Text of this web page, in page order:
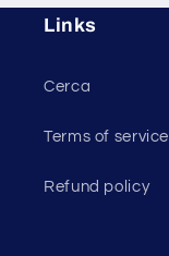
Links
Cerca
Terms of service
Refund policy